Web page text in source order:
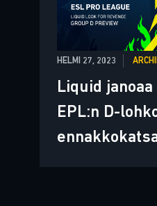
HELMI 27, 2023
Liquid janoaa
EPL:n D-